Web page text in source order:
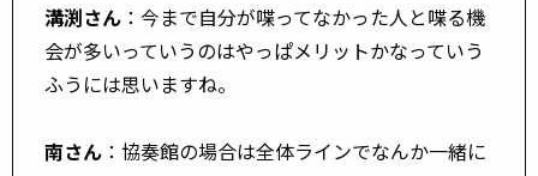
溝渕さん ：今まで自分が喋ってなかった人と喋る機
会が多いっていうのはやっぱメリットかなっていう
ふうには思いますね。
南さん ：協奏館の場合は全体ラインでなんか一緒に